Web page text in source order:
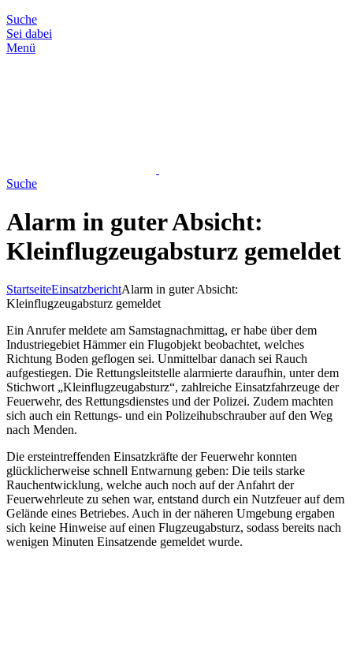
Suche
Sei dabei
Menü
Suche
Alarm in guter Absicht:
Kleinflugzeugabsturz gemeldet
StartseiteEinsatzberichtAlarm in guter Absicht:
Kleinflugzeugabsturz gemeldet
Ein Anrufer meldete am Samstagnachmittag, er habe über dem
Industriegebiet Hämmer ein Flugobjekt beobachtet, welches
Richtung Boden geflogen sei. Unmittelbar danach sei Rauch
aufgestiegen. Die Rettungsleitstelle alarmierte daraufhin, unter dem
Stichwort „Kleinflugzeugabsturz“, zahlreiche Einsatzfahrzeuge der
Feuerwehr, des Rettungsdienstes und der Polizei. Zudem machten
sich auch ein Rettungs- und ein Polizeihubschrauber auf den Weg
nach Menden.
Die ersteintreffenden Einsatzkräfte der Feuerwehr konnten
glücklicherweise schnell Entwarnung geben: Die teils starke
Rauchentwicklung, welche auch noch auf der Anfahrt der
Feuerwehrleute zu sehen war, entstand durch ein Nutzfeuer auf dem
Gelände eines Betriebes. Auch in der näheren Umgebung ergaben
sich keine Hinweise auf einen Flugzeugabsturz, sodass bereits nach
wenigen Minuten Einsatzende gemeldet wurde.